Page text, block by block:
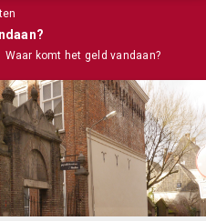
Infographic
Waar komt het geld vandaan?